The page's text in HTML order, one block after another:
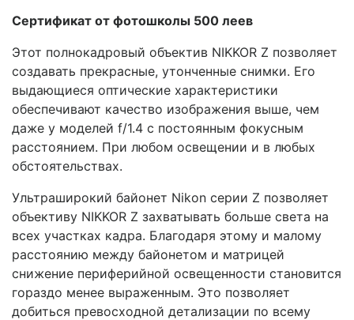
Сертификат от фотошколы 500 леев
Этот полнокадровый объектив NIKKOR Z позволяет
создавать прекрасные, утонченные снимки. Его
выдающиеся оптические характеристики
обеспечивают качество изображения выше, чем
даже у моделей f/1.4 с постоянным фокусным
расстоянием. При любом освещении и в любых
обстоятельствах.
Ультраширокий байонет Nikon серии Z позволяет
объективу NIKKOR Z захватывать больше света на
всех участках кадра. Благодаря этому и малому
расстоянию между байонетом и матрицей
снижение периферийной освещенности становится
гораздо менее выраженным. Это позволяет
добиться превосходной детализации по всему